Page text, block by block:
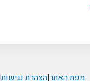
מפת האתר|הצהרת נגישות